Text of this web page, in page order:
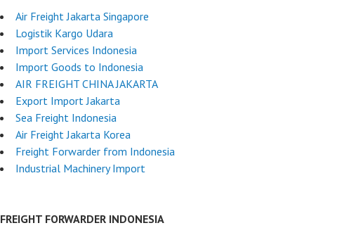
Air Freight Jakarta Singapore
Logistik Kargo Udara
Import Services Indonesia
Import Goods to Indonesia
AIR FREIGHT CHINA JAKARTA
Export Import Jakarta
Sea Freight Indonesia
Air Freight Jakarta Korea
Freight Forwarder from Indonesia
Industrial Machinery Import
FREIGHT FORWARDER INDONESIA